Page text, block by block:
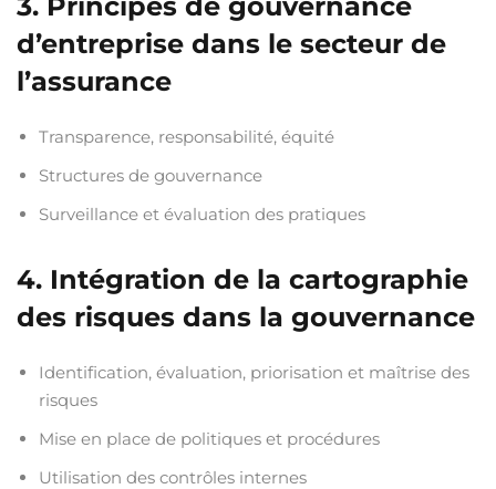
d’entreprise dans le secteur de
l’assurance
Transparence, responsabilité, équité
Structures de gouvernance
Surveillance et évaluation des pratiques
4. Intégration de la cartographie
des risques dans la gouvernance
Identification, évaluation, priorisation et maîtrise des
risques
Mise en place de politiques et procédures
Utilisation des contrôles internes